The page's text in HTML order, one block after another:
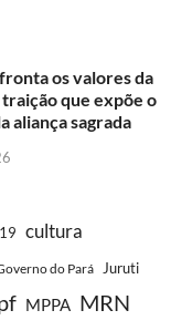
os valores da
que expõe o
aliança sagrada
cultura
do Pará Juruti
MPPA MRN